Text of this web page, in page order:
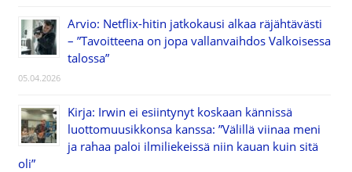
Arvio: Netflix-hitin jatkokausi alkaa räjähtävästi
– ”Tavoitteena on jopa vallanvaihdos Valkoisessa
talossa”
05.04.2026
Kirja: Irwin ei esiintynyt koskaan kännissä
luottomuusikkonsa kanssa: ”Välillä viinaa meni
ja rahaa paloi ilmiliekeissä niin kauan kuin sitä
oli”